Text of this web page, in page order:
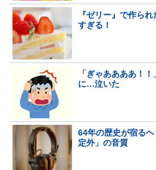
『ゼリー』で作ら
すぎる！
「ぎゃああああ！
に…泣いた
64年の歴史が宿る
定外」の音質